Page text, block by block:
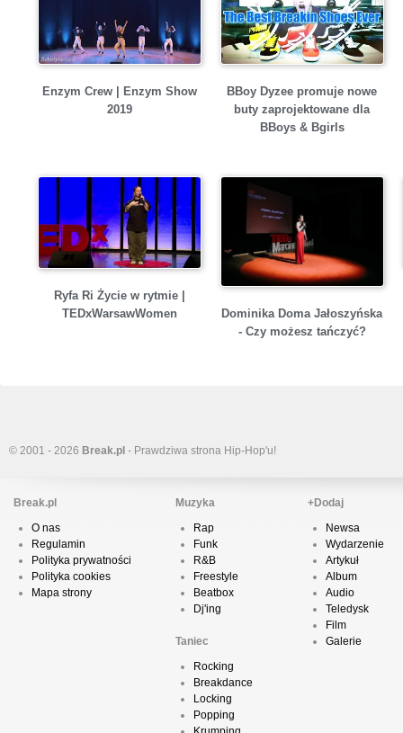
Enzym Crew | Enzym Show
2019
BBoy Dyzee promuje nowe
buty zaprojektowane dla
BBoys & Bgirls
Ryfa Ri Życie w rytmie |
TEDxWarsawWomen
Dominika Doma Jałoszyńska
- Czy możesz tańczyć?
© 2001 - 2026 Break.pl - Prawdziwa strona Hip-Hop'u!
Break.pl
O nas
Regulamin
Polityka prywatności
Polityka cookies
Mapa strony
Muzyka
Rap
Funk
R&B
Freestyle
Beatbox
Dj'ing
Taniec
Rocking
Breakdance
Locking
Popping
+Dodaj
Newsa
Wydarzenie
Artykuł
Album
Audio
Teledysk
Film
Galerie